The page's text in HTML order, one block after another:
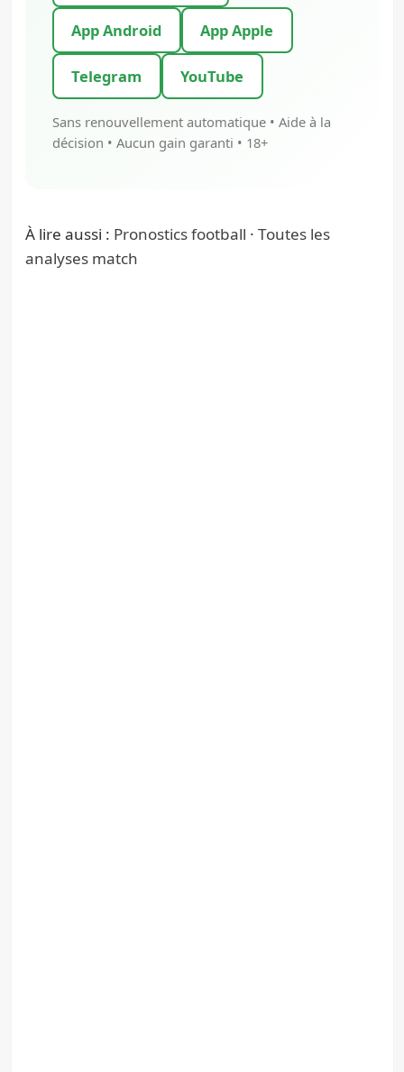
App Android App Apple
Telegram YouTube
Sans renouvellement automatique • Aide à la
décision • Aucun gain garanti • 18+
À lire aussi : Pronostics football · Toutes les
analyses match